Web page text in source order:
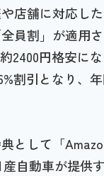
店舗に対応し
員割」が適用
2400円格安に
割引となり、
として「
自動車が提供